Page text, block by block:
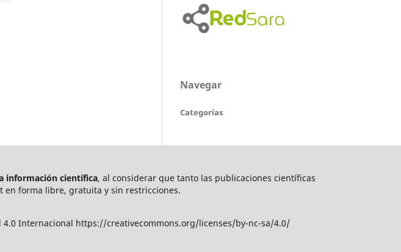
Navegar
Categorías
información científica, al considerar que tanto las publicaciones científicas
en forma libre, gratuita y sin restricciones.
4.0 Internacional https://creativecommons.org/licenses/by-nc-sa/4.0/